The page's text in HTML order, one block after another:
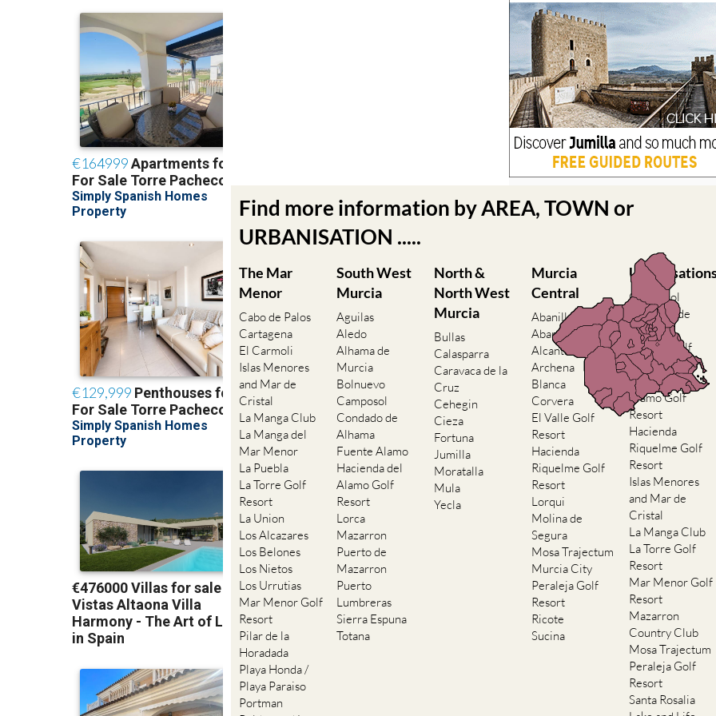
Find more information by AREA, TOWN or
URBANISATION .....
The Mar
Menor
Cabo de Palos
Cartagena
El Carmoli
Islas Menores
and Mar de
Cristal
La Manga Club
La Manga del
Mar Menor
La Puebla
La Torre Golf
Resort
La Union
Los Alcazares
Los Belones
Los Nietos
Los Urrutias
Mar Menor Golf
Resort
Pilar de la
Horadada
Playa Honda /
Playa Paraiso
Portman
South West
Murcia
Aguilas
Aledo
Alhama de
Murcia
Bolnuevo
Camposol
Condado de
Alhama
Fuente Alamo
Hacienda del
Alamo Golf
Resort
Lorca
Mazarron
Puerto de
Mazarron
Puerto
Lumbreras
Sierra Espuna
Totana
North &
North West
Murcia
Bullas
Calasparra
Caravaca de la
Cruz
Cehegin
Cieza
Fortuna
Jumilla
Moratalla
Mula
Yecla
Murcia
Central
Abanilla
Abaran
Alcantarilla
Archena
Blanca
Corvera
El Valle Golf
Resort
Hacienda
Riquelme Golf
Resort
Lorqui
Molina de
Segura
Mosa Trajectum
Murcia City
Peraleja Golf
Resort
Ricote
Sucina
Camposol
Condado de
Alhama
El Valle Golf
Resort
Hacienda del
Alamo Golf
Resort
Hacienda
Riquelme Golf
Resort
Islas Menores
and Mar de
Cristal
La Manga Club
La Torre Golf
Resort
Mar Menor Golf
Resort
Mazarron
Country Club
Mosa Trajectum
Peraleja Golf
Resort
Santa Rosalia